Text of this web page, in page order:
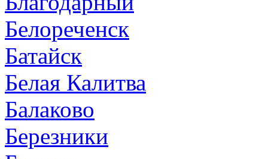
Белореченск
Батайск
Белая Калитва
Балаково
Березники